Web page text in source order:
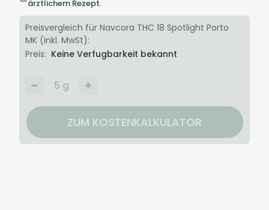
ärztlichem Rezept.
Preisvergleich für Navcora THC 18 Spotlight Porto
MK (inkl. MwSt):
Preis: Keine Verfugbarkeit bekannt
5 g
ZUM KOSTENKALKULATOR